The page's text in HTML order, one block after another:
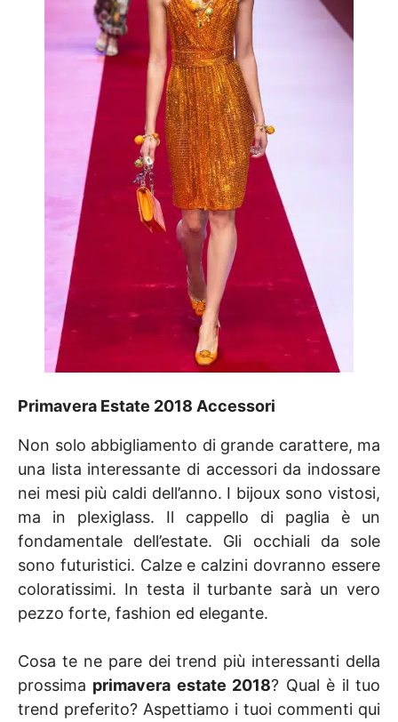
Primavera Estate 2018 Accessori
Non solo abbigliamento di grande carattere, ma
una lista interessante di accessori da indossare
nei mesi più caldi dell’anno. I bijoux sono vistosi,
ma in plexiglass. Il cappello di paglia è un
fondamentale dell’estate. Gli occhiali da sole
sono futuristici. Calze e calzini dovranno essere
coloratissimi. In testa il turbante sarà un vero
pezzo forte, fashion ed elegante.
Cosa te ne pare dei trend più interessanti della
prossima primavera estate 2018? Qual è il tuo
trend preferito? Aspettiamo i tuoi commenti qui